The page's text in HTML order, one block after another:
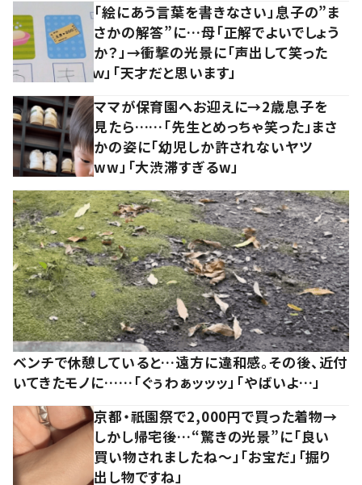
「絵にあう言葉を書きなさい」息子の”ま
さかの解答”に…母「正解でよいでしょう
か？」→衝撃の光景に「声出して笑った
ｗ」「天才だと思います」
ママが保育園へお迎えに→2歳息子を
見たら……「先生とめっちゃ笑った」まさ
かの姿に「幼児しか許されないヤツ
ww」「大渋滞すぎるw」
ベンチで休憩していると…遠方に違和感。その後、近付
いてきたモノに……「ぐぅわぁッッッ」「やばいよ…」
京都・祇園祭で2,000円で買った着物→
しかし帰宅後…“驚きの光景”に「良い
買い物されましたね～」「お宝だ」「掘り
出し物ですね」